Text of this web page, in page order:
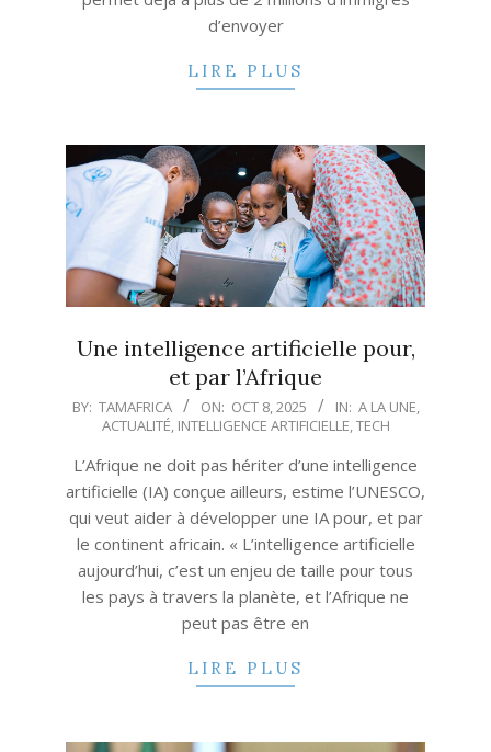
d’envoyer
LIRE PLUS
Une intelligence artificielle pour,
et par l’Afrique
2025-
08
BY: TAMAFRICA ON: OCT 8, 2025 IN: A LA UNE,
ACTUALITÉ, INTELLIGENCE ARTIFICIELLE,TECH
L’Afrique ne doit pas hériter d’une intelligence
artificielle (IA) conçue ailleurs, estime l’UNESCO,
qui veut aider à développer une IA pour, et par
le continent africain. « L’intelligence artificielle
aujourd’hui, c’est un enjeu de taille pour tous
les pays à travers la planète, et l’Afrique ne
peut pas être en
LIRE PLUS